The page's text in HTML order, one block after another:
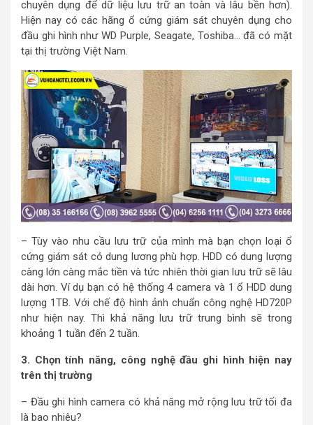
chuyên dụng để dữ liệu lưu trữ an toàn và lâu bền hơn).
Hiện nay có các hãng ổ cứng giám sát chuyên dụng cho
đầu ghi hình như WD Purple, Seagate, Toshiba… đã có mặt
tại thị trường Việt Nam.
– Tùy vào nhu cầu lưu trữ của mình mà bạn chọn loại ổ
cứng giám sát có dung lương phù hợp. HDD có dung lượng
càng lớn càng mắc tiền và tức nhiên thời gian lưu trữ sẽ lâu
dài hơn. Ví dụ bạn có hệ thống 4 camera và 1 ổ HDD dung
lượng 1TB. Với chế độ hình ảnh chuẩn công nghệ HD720P
như hiện nay. Thì khả năng lưu trữ trung bình sẽ trong
khoảng 1 tuần đến 2 tuần.
3. Chọn tính năng, công nghệ đầu ghi hình hiện nay
trên thị trường
– Đầu ghi hình camera có khả năng mở rộng lưu trữ tối đa
là bao nhiêu?